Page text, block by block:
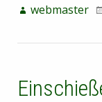
webmaster